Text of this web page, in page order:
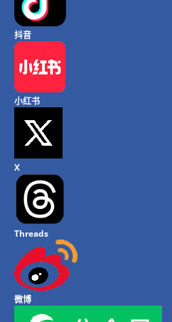
抖音
小红书
X
Threads
微博